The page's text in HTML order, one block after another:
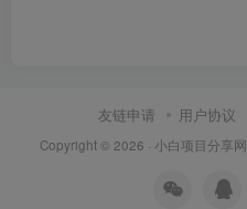
友链申请 用户协议
Copyright © 2026 · 小白项目分享网